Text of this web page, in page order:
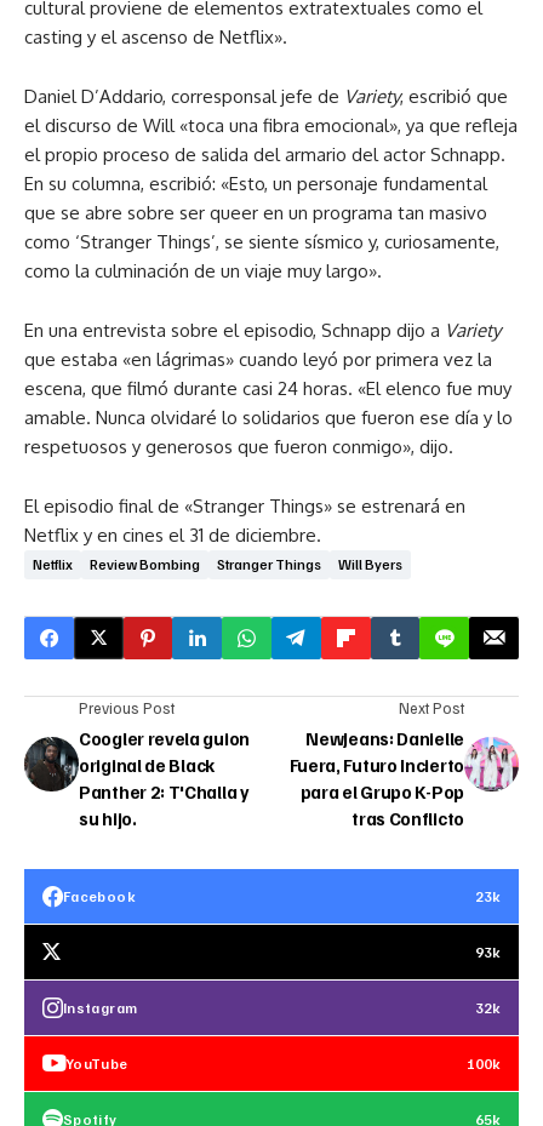
cultural proviene de elementos extratextuales como el
casting y el ascenso de Netflix».
Daniel D’Addario, corresponsal jefe de Variety, escribió que
el discurso de Will «toca una fibra emocional», ya que refleja
el propio proceso de salida del armario del actor Schnapp.
En su columna, escribió: «Esto, un personaje fundamental
que se abre sobre ser queer en un programa tan masivo
como ‘Stranger Things’, se siente sísmico y, curiosamente,
como la culminación de un viaje muy largo».
En una entrevista sobre el episodio, Schnapp dijo a Variety
que estaba «en lágrimas» cuando leyó por primera vez la
escena, que filmó durante casi 24 horas. «El elenco fue muy
amable. Nunca olvidaré lo solidarios que fueron ese día y lo
respetuosos y generosos que fueron conmigo», dijo.
El episodio final de «Stranger Things» se estrenará en
Netflix y en cines el 31 de diciembre.
Netflix Review Bombing Stranger Things Will Byers
Previous Post
Coogler revela guion
original de Black
Panther 2: T'Challa y
su hijo.
Next Post
NewJeans: Danielle
Fuera, Futuro Incierto
para el Grupo K-Pop
tras Conflicto
Facebook 23k
93k
Instagram 32k
YouTube 100k
Spotify 65k